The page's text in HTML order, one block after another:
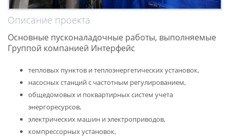
Описание проекта
Основные пусконаладочные работы, выполняемые
Группой компанией Интерфейс
тепловых пунктов и теплоэнергетических установок,
насосных станций с частотным регулированием,
общедомовых и поквартирных систем учета
энергоресурсов,
электрических машин и электроприводов,
компрессорных установок,